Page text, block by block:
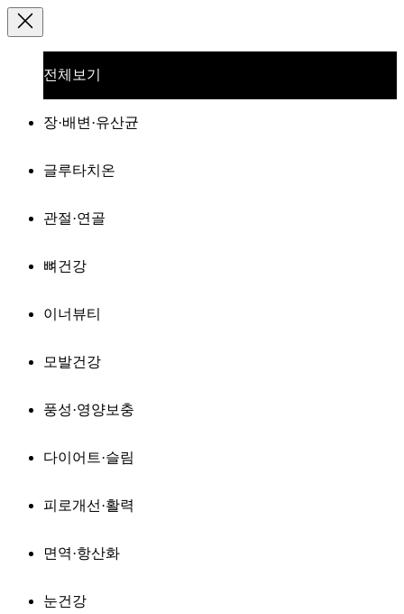
전체보기
장·배변·유산균
글루타치온
관절·연골
뼈건강
이너뷰티
모발건강
풍성·영양보충
다이어트·슬림
피로개선·활력
면역·항산화
눈건강